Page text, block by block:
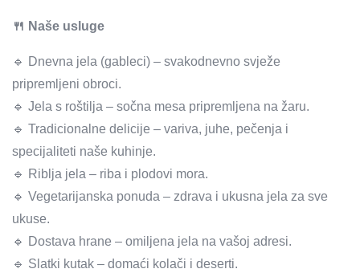
🍴 Naše usluge
🔹 Dnevna jela (gableci) – svakodnevno svježe
pripremljeni obroci.
🔹 Jela s roštilja – sočna mesa pripremljena na žaru.
🔹 Tradicionalne delicije – variva, juhe, pečenja i
specijaliteti naše kuhinje.
🔹 Riblja jela – riba i plodovi mora.
🔹 Vegetarijanska ponuda – zdrava i ukusna jela za sve
ukuse.
🔹 Dostava hrane – omiljena jela na vašoj adresi.
🔹 Slatki kutak – domaći kolači i deserti.